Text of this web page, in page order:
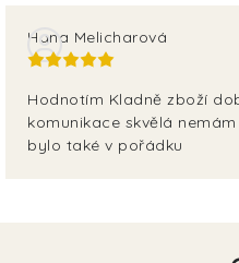
Hana Melicharová
Hodnotím Kladně zboží
komunikace skvělá
bylo také v pořádku